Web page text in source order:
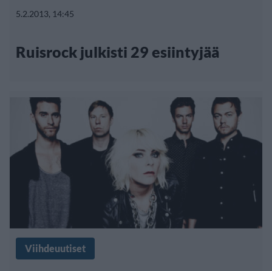
5.2.2013, 14:45
Ruisrock julkisti 29 esiintyjää
Viihdeuutiset